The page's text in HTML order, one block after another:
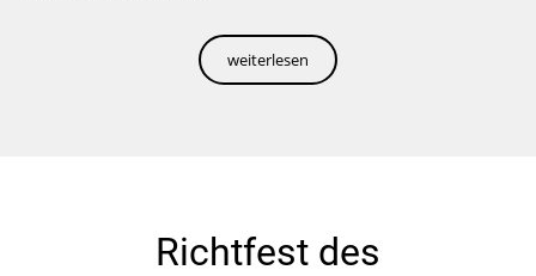
weiterlesen
Richtfest des